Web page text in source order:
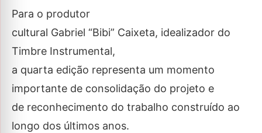
Para o produtor
cultural Gabriel “Bibi” Caixeta, idealizador do
Timbre Instrumental,
a quarta edição representa um momento
importante de consolidação do projeto e
de reconhecimento do trabalho construído ao
longo dos últimos anos.